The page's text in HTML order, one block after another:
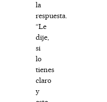
la
respuesta.
“Le
dije,
si
lo
tienes
claro
y